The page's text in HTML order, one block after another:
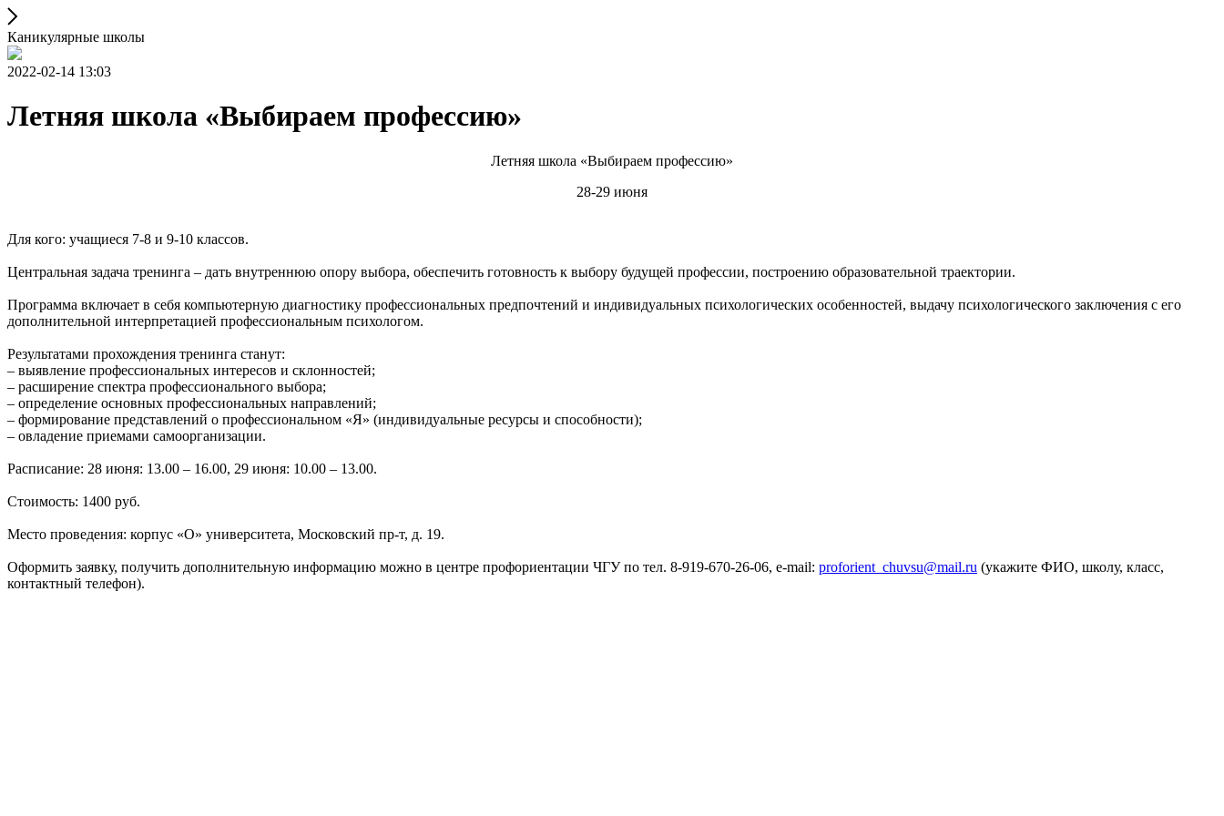
Каникулярные школы
2022-02-14 13:03
Летняя школа «Выбираем профессию»
Летняя школа «Выбираем профессию»
28-29 июня
Для кого: учащиеся 7-8 и 9-10 классов.
Центральная задача тренинга – дать внутреннюю опору выбора, обеспечить готовность к выбору будущей профессии, построению образовательной траектории.
Программа включает в себя компьютерную диагностику профессиональных предпочтений и индивидуальных психологических особенностей, выдачу психологического заключения с его
дополнительной интерпретацией профессиональным психологом.
Результатами прохождения тренинга станут:
– выявление профессиональных интересов и склонностей;
– расширение спектра профессионального выбора;
– определение основных профессиональных направлений;
– формирование представлений о профессиональном «Я» (индивидуальные ресурсы и способности);
– овладение приемами самоорганизации.
Расписание: 28 июня: 13.00 – 16.00, 29 июня: 10.00 – 13.00.
Стоимость: 1400 руб.
Место проведения: корпус «О» университета, Московский пр-т, д. 19.
Оформить заявку, получить дополнительную информацию можно в центре профориентации ЧГУ по тел. 8-919-670-26-06, e-mail: proforient_chuvsu@mail.ru (укажите ФИО, школу, класс,
контактный телефон).